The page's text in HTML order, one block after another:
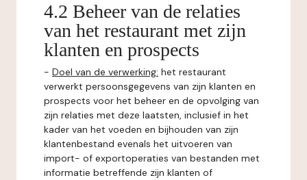
4.2 Beheer van de relaties
van het restaurant met zijn
klanten en prospects
- Doel van de verwerking: het restaurant
verwerkt persoonsgegevens van zijn klanten en
prospects voor het beheer en de opvolging van
zijn relaties met deze laatsten, inclusief in het
kader van het voeden en bijhouden van zijn
klantenbestand evenals het uitvoeren van
import- of exportoperaties van bestanden met
informatie betreffende zijn klanten of